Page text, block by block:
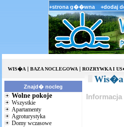
+strona g��wna +dodaj
WIS�A| BAZA NOCLEGOWA| ROZRYWKA I
Znajd� nocleg
Wolne pokoje
Wszystkie
Apartamenty
Agroturystyka
Domy wczasowe
Wis�a